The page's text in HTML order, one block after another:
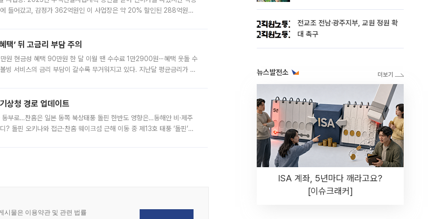
들어갔고, 감정가 362억원인 이 사업장은 약 20% 할인된 288억원에
’ 뒤 고금리 부담 주의
원 현금성 혜택 90만원 한 달 이월 땐 수수료 1만2900원⋯혜택 웃돌 수
빙 서비스의 금리 부담이 갈수록 무거워지고 있다. 지난달 평균금리가 연
상청 경로 업데이트
부로…찬홈은 일본 동쪽 북상태풍 돌핀 한반도 영향은…동해안 비·제주
? 돌핀 오키나와 접근·찬홈 웨이크섬 근해 이동 중 제13호 태풍 ‘돌핀’이
전교조 전남·광주지부, 교원 정원 확
대 촉구
뉴스발전소
ISA 계좌, 5년마다 깨라고요?
[이슈크래커]